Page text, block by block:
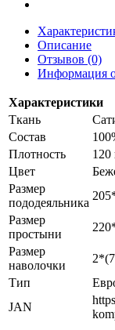
Описание
Отзывов (0)
Информация о
Характеристики
Ткань
Состав
Плотность
120
Цвет
Размер
пододеяльника
Размер
простыни
Размер
наволочки
Тип
JAN